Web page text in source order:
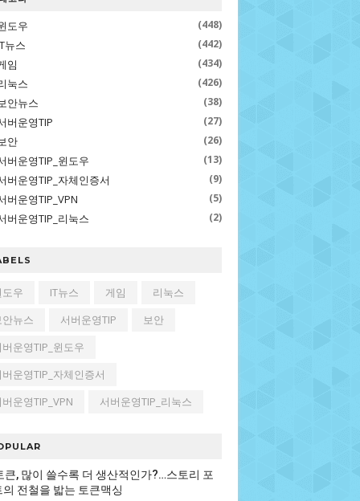
도우 (448)
뉴스 (442)
임 (434)
눅스 (426)
안뉴스 (38)
버운영TIP (27)
안 (26)
버운영TIP_윈도우 (13)
버운영TIP_자체인증서 (9)
버운영TIP_VPN (5)
버운영TIP_리눅스 (2)
우 IT뉴스 게임
리눅스
뉴스
서버운영TIP
보안
운영TIP_윈도우
운영TIP_자체인증서
운영TIP_VPN
서버운영TIP_리눅스
큰, 많이 쓸수록 더 생산적인가?…스토리 포
의 전철을 밟는 토큰맥싱